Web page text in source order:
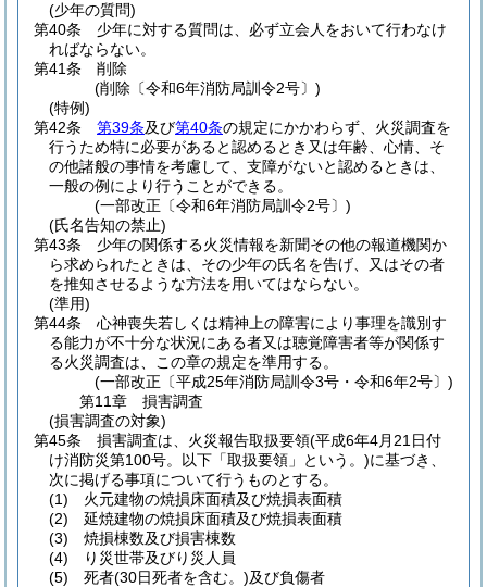
(少年の質問)
第40条
少年に対する質問は、必ず立会人をおいて行わなけ
ればならない。
第41条
削除
(削除〔令和6年消防局訓令2号〕)
(特例)
第42条
第39条及び第40条の規定にかかわらず、火災調査を
行うため特に必要があると認めるとき又は年齢、心情、そ
の他諸般の事情を考慮して、支障がないと認めるときは、
一般の例により行うことができる。
(一部改正〔令和6年消防局訓令2号〕)
(氏名告知の禁止)
第43条
少年の関係する火災情報を新聞その他の報道機関か
ら求められたときは、その少年の氏名を告げ、又はその者
を推知させるような方法を用いてはならない。
(準用)
第44条
心神喪失若しくは精神上の障害により事理を識別す
る能力が不十分な状況にある者又は聴覚障害者等が関係す
る火災調査は、この章の規定を準用する。
(一部改正〔平成25年消防局訓令3号・令和6年2号〕)
第11章
損害調査
(損害調査の対象)
第45条
損害調査は、火災報告取扱要領(平成6年4月21日付
け消防災第100号。以下「取扱要領」という。)に基づき、
次に掲げる事項について行うものとする。
(1)
火元建物の焼損床面積及び焼損表面積
(2)
延焼建物の焼損床面積及び焼損表面積
(3)
焼損棟数及び損害棟数
(4)
り災世帯及びり災人員
(5)
死者(30日死者を含む。)及び負傷者